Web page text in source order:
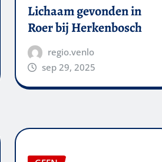
Lichaam gevonden in
Roer bij Herkenbosch
regio.venlo
sep 29, 2025